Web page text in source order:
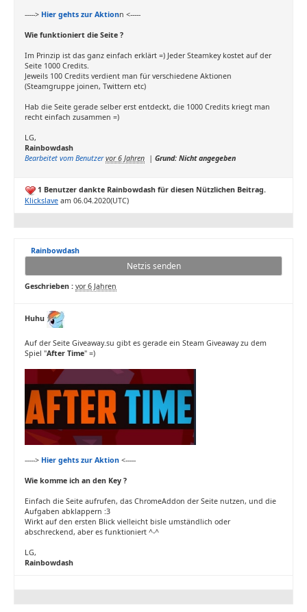
-----> Hier gehts zur Aktionn <-----
Wie funktioniert die Seite ?
Im Prinzip ist das ganz einfach erklärt =) Jeder Steamkey kostet auf der
Seite 1000 Credits.
Jeweils 100 Credits verdient man für verschiedene Aktionen
(Steamgruppe joinen, Twittern etc)
Hab die Seite gerade selber erst entdeckt, die 1000 Credits kriegt man
recht einfach zusammen =)
LG,
Rainbowdash
Bearbeitet vom Benutzer vor 6 Jahren | Grund: Nicht angegeben
1 Benutzer dankte Rainbowdash für diesen Nützlichen Beitrag.
Klickslave am 06.04.2020(UTC)
Rainbowdash
Netzis senden
Geschrieben : vor 6 Jahren
Huhu
Auf der Seite Giveaway.su gibt es gerade ein Steam Giveaway zu dem
Spiel "After Time" =)
-----> Hier gehts zur Aktion <-----
Wie komme ich an den Key ?
Einfach die Seite aufrufen, das ChromeAddon der Seite nutzen, und die
Aufgaben abklappern :3
Wirkt auf den ersten Blick vielleicht bisle umständlich oder
abschreckend, aber es funktioniert ^-^
LG,
Rainbowdash